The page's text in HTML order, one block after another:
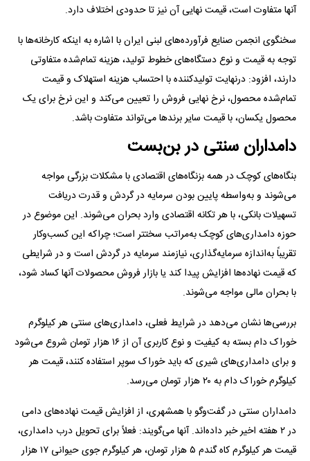
آنها متفاوت است، قیمت نهایی آن نیز تا حدودی اختلاف دارد.
سخنگوی انجمن صنایع فرآورده‌های لبنی ایران با اشاره به اینکه کارخانه‌ها با
توجه به قیمت و نوع دستگاه‌های خطوط تولید، هزینه تمام‌شده متفاوتی
دارند، افزود: درنهایت تولیدکننده با احتساب هزینه استهلاک و قیمت
تمام‌شده محصول، نرخ نهایی فروش را تعیین می‌کند و این نرخ برای یک
محصول یکسان، با قیمت سایر برند‌ها می‌تواند متفاوت باشد.
دامداران سنتی در بن‌بست
بنگاه‌های کوچک در همه بزنگاه‌های اقتصادی با مشکلات بزرگی مواجه
می‌شوند و به‌واسطه پایین بودن سرمایه در گردش و قدرت دریافت
تسهیلات بانکی، با هر تکانه اقتصادی وارد بحران می‌شوند. این موضوع در
حوزه دامداری‌های کوچک به‌مراتب سختتر است؛ چراکه این کسب‌وکار
تقریباً به‌اندازه سرمایه‌گذاری، نیازمند سرمایه در گردش است و در شرایطی
که قیمت نهاده‌ها افزایش پیدا کند یا بازار فروش محصولات آنها کساد شود،
با بحران مالی مواجه می‌شوند.
بررسی‌ها نشان می‌دهد در شرایط فعلی، دامداری‌های سنتی هر کیلوگرم
خوراک دام بسته به کیفیت و نوع کاربری آن از ۱۶ هزار تومان شروع می‌شود
و برای دامداری‌های شیری که باید خوراک سوپر استفاده کنند، قیمت هر
کیلوگرم خوراک دام به ۲۰ هزار تومان می‌رسد.
دامداران سنتی در گفت‌و‌گو با همشهری، از افزایش قیمت نهاده‌های دامی
در ۲ هفته اخیر خبر داده‌اند. آنها می‌گویند: فعلاً برای تحویل درب دامداری،
قیمت هر کیلوگرم کاه گندم ۵ هزار تومان، هر کیلوگرم جوی حیوانی ۱۷ هزار